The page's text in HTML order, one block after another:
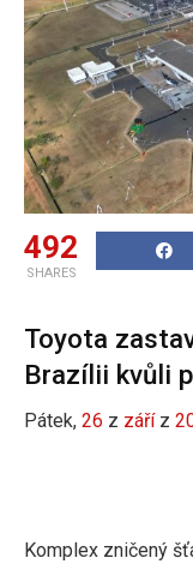
492
SHARES
Toyota
Brazílii kvůli
Pátek, 26 z záříz
Komplex zničený